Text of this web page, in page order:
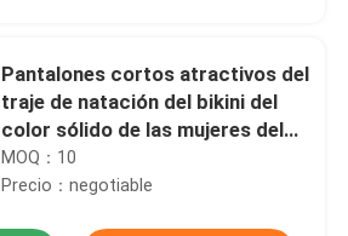
Pantalones cortos atractivos del
traje de natación del bikini del
color sólido de las mujeres del
bikini de los trajes que nadan de
la fractura
MOQ：10
Precio：negotiable